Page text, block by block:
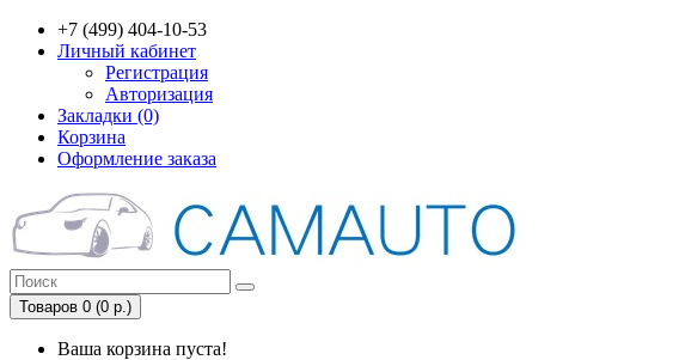
+7 (499) 404-10-53
Личный кабинет
Регистрация
Авторизация
Закладки (0)
Корзина
Оформление заказа
Товаров 0 (0 р.)
Ваша корзина пуста!